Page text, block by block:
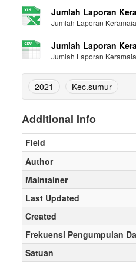
Jumlah Laporan
Jumlah Laporan
Jumlah Laporan
Jumlah Laporan
2021 Kec.sumur
Additional Info
Field
Author
Maintainer
Last Updated
Created
Frekuensi Pengumpulan
Satuan